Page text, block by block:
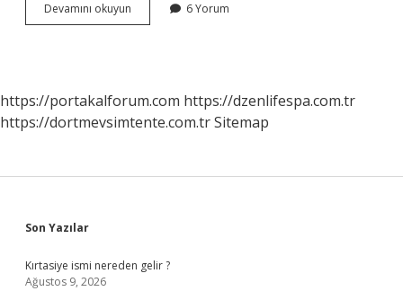
Devamını okuyun
Ekiminden
Kullanılır
6 Yorum
https://portakalforum.com https://dzenlifespa.com.tr
https://dortmevsimtente.com.trSitemap
Sidebar
Son Yazılar
Kırtasiye ismi nereden gelir ?
Ağustos 9, 2026